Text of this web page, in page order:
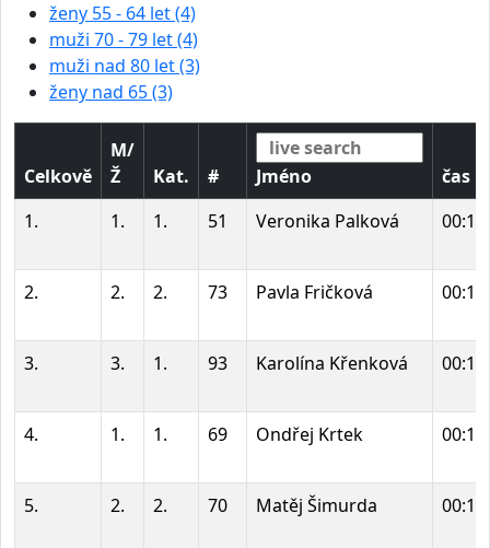
ženy 55 - 64 let (4)
muži 70 - 79 let (4)
muži nad 80 let (3)
ženy nad 65 (3)
Celkově
M/
Ž
Kat. # Jméno
čas
1.
1. 1. 51 Veronika Palková
2. 2. 2. 73 Pavla Fričková
3. 3. 1. 93 Karolína Křenková
4. 1. 1. 69 Ondřej Krtek
5. 2. 2. 70 Matěj Šimurda